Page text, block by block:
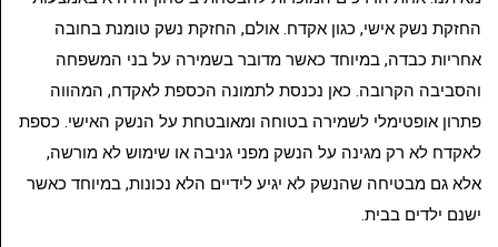
החזקת נשק אישי, כגון אקדח. אולם, החזקת נשק טומנת בחובה
אחריות כבדה, במיוחד כאשר מדובר בשמירה על בני המשפחה
והסביבה הקרובה. כאן נכנסת לתמונה הכספת לאקדח, המהווה
פתרון אופטימלי לשמירה בטוחה ומאובטחת על הנשק האישי. כספת
לאקדח לא רק מגינה על הנשק מפני גניבה או שימוש לא מורשה,
אלא גם מבטיחה שהנשק לא יגיע לידיים הלא נכונות, במיוחד כאשר
ישנם ילדים בבית.